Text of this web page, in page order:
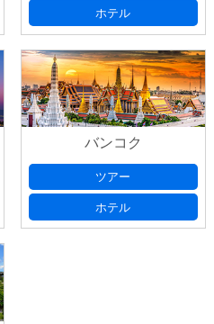
ホテル
バンコク
ツアー
ホテル